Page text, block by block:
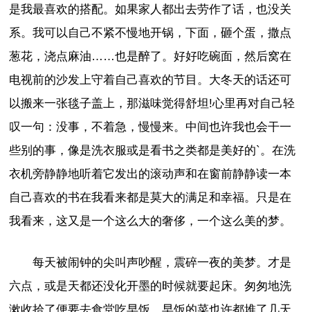
是我最喜欢的搭配。如果家人都出去劳作了话，也没关
系。我可以自己不紧不慢地开锅，下面，砸个蛋，撒点
葱花，浇点麻油……也是醉了。好好吃碗面，然后窝在
电视前的沙发上守着自己喜欢的节目。大冬天的话还可
以搬来一张毯子盖上，那滋味觉得舒坦!心里再对自己轻
叹一句：没事，不着急，慢慢来。中间也许我也会干一
些别的事，像是洗衣服或是看书之类都是美好的`。在洗
衣机旁静静地听着它发出的滚动声和在窗前静静读一本
自己喜欢的书在我看来都是莫大的满足和幸福。只是在
我看来，这又是一个这么大的奢侈，一个这么美的梦。
每天被闹钟的尖叫声吵醒，震碎一夜的美梦。才是
六点，或是天都还没化开墨的时候就要起床。匆匆地洗
漱收拾了便要去食堂吃早饭。早饭的菜也许都堆了几天